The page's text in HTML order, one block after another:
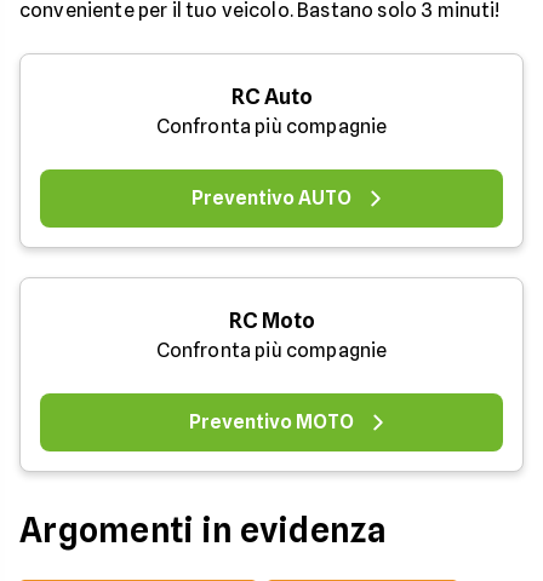
conveniente per il tuo veicolo. Bastano solo 3 minuti!
RC Auto
Confronta più compagnie
Preventivo AUTO
RC Moto
Confronta più compagnie
Preventivo MOTO
Argomenti in evidenza